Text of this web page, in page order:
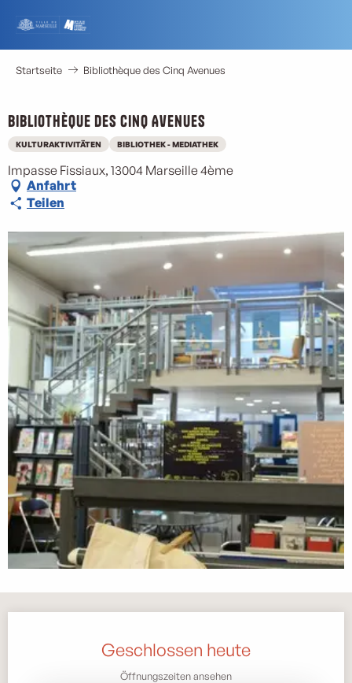
contenu
principal
Startseite Bibliothèque des Cinq Avenues
Bibliothèque des Cinq Avenues
KULTURAKTIVITÄTEN BIBLIOTHEK - MEDIATHEK
Impasse Fissiaux, 13004 Marseille 4ème
Anfahrt
Teilen
Geschlossen heute
Öffnungszeiten ansehen